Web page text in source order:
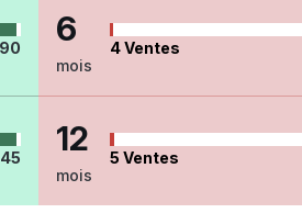
6
mois
4Ventes
12
mois
5 Ventes